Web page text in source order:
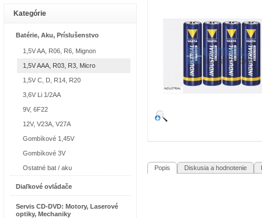
Kategórie
Batérie, Aku, Príslušenstvo
1,5V AA, R06, R6, Mignon
1,5V AAA, R03, R3, Micro
1,5V C, D, R14, R20
3,6V Li 1/2AA
9V, 6F22
12V, V23A, V27A
Gombíkové 1,45V
Gombíkové 3V
Ostatné bat / aku
Diaľkové ovládače
Servis CD-DVD: Motory, Laserové
optiky, Mechaniky
Popis Diskusia a hodnotenie